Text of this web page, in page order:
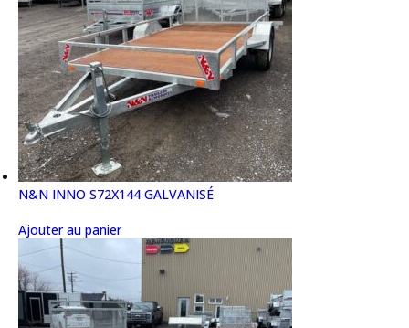
N&N INNO S72X144 GALVANISÉ
Ajouter au panier